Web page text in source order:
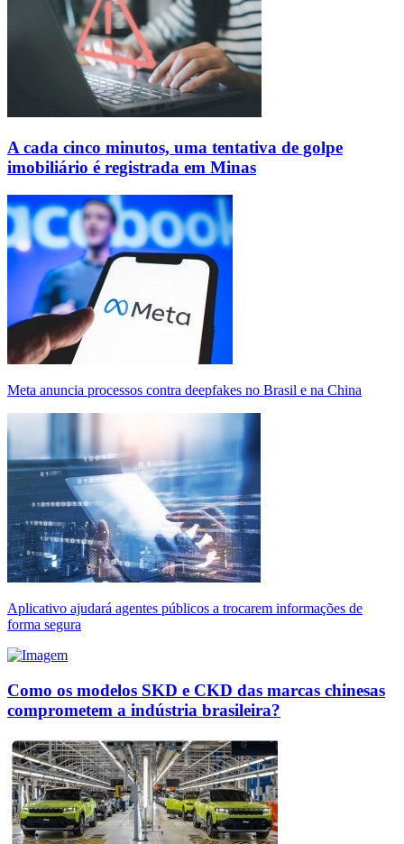
A cada cinco minutos, uma tentativa de golpe
imobiliário é registrada em Minas
Meta anuncia processos contra deepfakes no Brasil e na China
Aplicativo ajudará agentes públicos a trocarem informações de
forma segura
Como os modelos SKD e CKD das marcas chinesas
comprometem a indústria brasileira?